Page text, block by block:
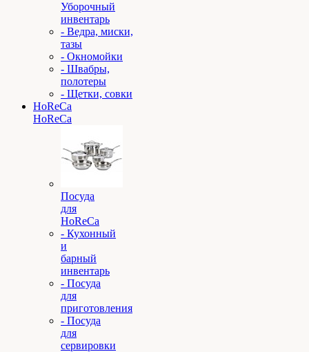
Уборочный
инвентарь
- Ведра, миски,
тазы
- Окномойки
- Швабры,
полотеры
- Щетки, совки
HoReCa
HoReCa
Посуда
для
HoReCa
- Кухонный
и
барный
инвентарь
- Посуда
для
приготовления
- Посуда
для
сервировки